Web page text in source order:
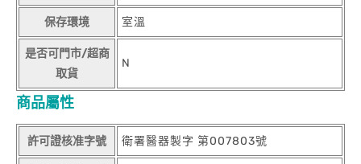
保存環境 室溫
是否可門市/超商
取貨
N
商品屬性
許可證核准字號 衛署醫器製字 第007803號